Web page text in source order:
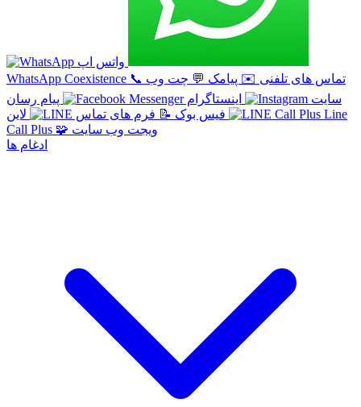
WhatsApp Coexistence 📞 تماس های تلفنی ✉️ پیامک 💬 چت وب
سایت
اینستاگرام
پیام رسان
فیس بوک 📝 فرم های تماس
Line
Call Plus 🧩 ویجت وب سایت
ادغام ها